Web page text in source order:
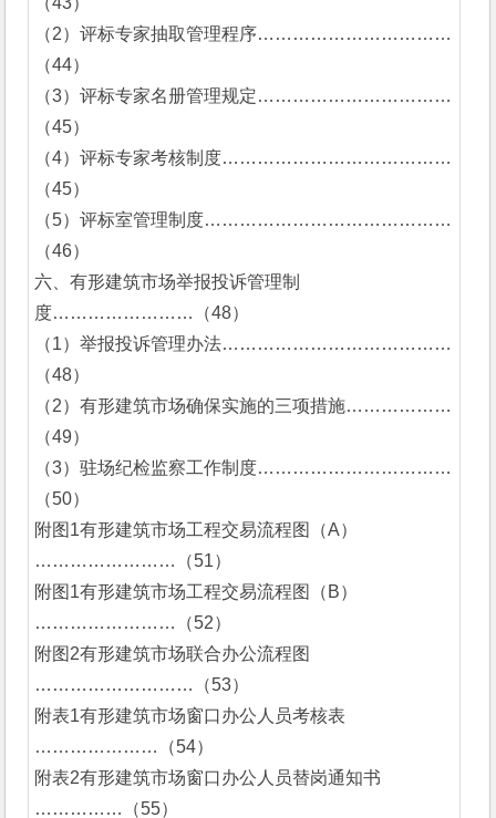
（2）评标专家抽取管理程序……………………………
（44）
（3）评标专家名册管理规定……………………………
（45）
（4）评标专家考核制度…………………………………
（45）
（5）评标室管理制度……………………………………
（46）
六、有形建筑市场举报投诉管理制
度……………………（48）
（1）举报投诉管理办法…………………………………
（48）
（2）有形建筑市场确保实施的三项措施………………
（49）
（3）驻场纪检监察工作制度……………………………
（50）
附图1有形建筑市场工程交易流程图（A）
……………………（51）
附图1有形建筑市场工程交易流程图（B）
……………………（52）
附图2有形建筑市场联合办公流程图
………………………（53）
附表1有形建筑市场窗口办公人员考核表
…………………（54）
附表2有形建筑市场窗口办公人员替岗通知书
……………（55）